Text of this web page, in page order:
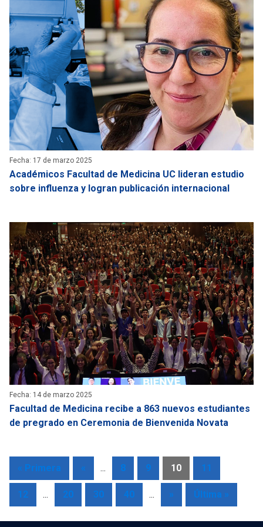
Fecha: 17 de marzo 2025
Académicos Facultad de Medicina UC lideran estudio
sobre influenza y logran publicación internacional
Fecha: 14 de marzo 2025
Facultad de Medicina recibe a 863 nuevos estudiantes
de pregrado en Ceremonia de Bienvenida Novata
« Primera « ... 8 9 10 11
12 ... 20 30 40 ... » Última »